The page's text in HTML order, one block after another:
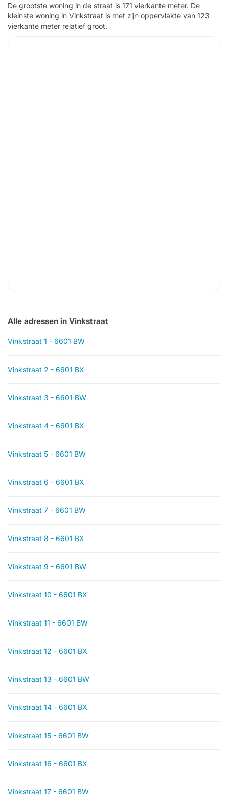
De grootste woning in de straat is 171 vierkante meter. De
kleinste woning in Vinkstraat is met zijn oppervlakte van 123
vierkante meter relatief groot.
Alle adressen in Vinkstraat
Vinkstraat 1 - 6601 BW
Vinkstraat 2 - 6601 BX
Vinkstraat 3 - 6601 BW
Vinkstraat 4 - 6601 BX
Vinkstraat 5 - 6601 BW
Vinkstraat 6 - 6601 BX
Vinkstraat 7 - 6601 BW
Vinkstraat 8 - 6601 BX
Vinkstraat 9 - 6601 BW
Vinkstraat 10 - 6601 BX
Vinkstraat 11 - 6601 BW
Vinkstraat 12 - 6601 BX
Vinkstraat 13 - 6601 BW
Vinkstraat 14 - 6601 BX
Vinkstraat 15 - 6601 BW
Vinkstraat 16 - 6601 BX
Vinkstraat 17 - 6601 BW